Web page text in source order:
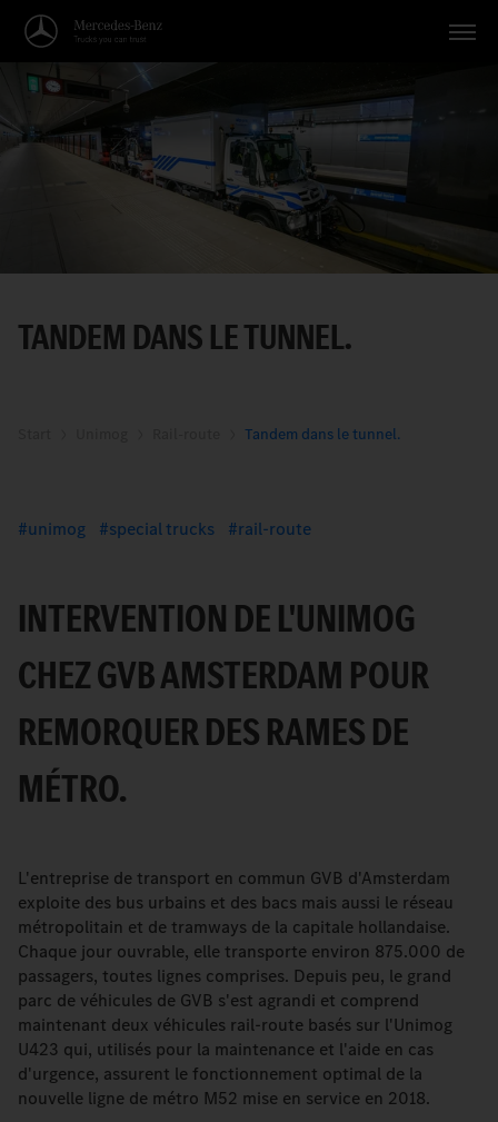
Véhicules
Applications
Thèmes
Français
TANDEM DANS LE TUNNEL.
Tandem dans le tunnel.
unimog special trucks rail-route
INTERVENTION DE L'UNIMOG
CHEZ GVB AMSTERDAM POUR
REMORQUER DES RAMES DE
MÉTRO.
L'entreprise de transport en commun GVB d'Amsterdam
exploite des bus urbains et des bacs mais aussi le réseau
métropolitain et de tramways de la capitale hollandaise.
Chaque jour ouvrable, elle transporte environ 875.000 de
passagers, toutes lignes comprises. Depuis peu, le grand
parc de véhicules de GVB s'est agrandi et comprend
maintenant deux véhicules rail-route basés sur l'Unimog
U423 qui, utilisés pour la maintenance et l'aide en cas
d'urgence, assurent le fonctionnement optimal de la
nouvelle ligne de métro M52 mise en service en 2018.